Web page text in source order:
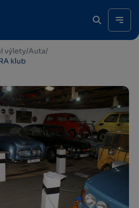
výlety/Auta/
klub